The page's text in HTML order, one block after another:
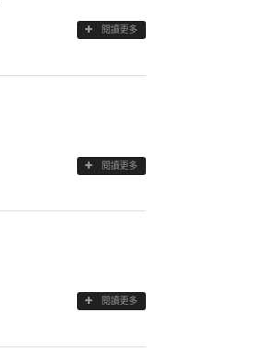
閱讀更多
閱讀更多
閱讀更多